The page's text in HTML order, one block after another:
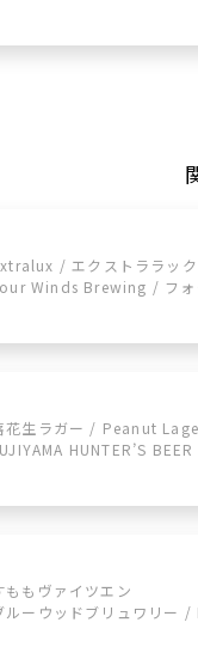
/ エクストララック
Winds Brewing / フォ
花生ラガー / Peanut
HUNTER’S
ももヴァイツエン
ルーウッドブリュワリー /